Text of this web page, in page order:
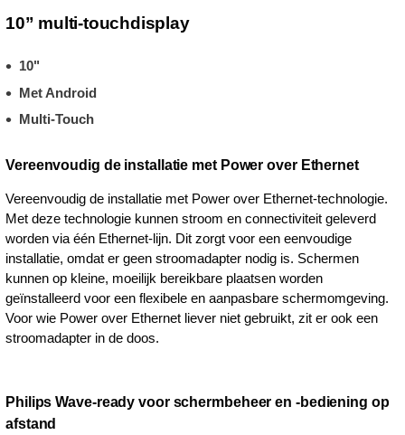
10” multi-touchdisplay
10"
Met Android
Multi-Touch
Vereenvoudig de installatie met Power over Ethernet
Vereenvoudig de installatie met Power over Ethernet-technologie.
Met deze technologie kunnen stroom en connectiviteit geleverd
worden via één Ethernet-lijn. Dit zorgt voor een eenvoudige
installatie, omdat er geen stroomadapter nodig is. Schermen
kunnen op kleine, moeilijk bereikbare plaatsen worden
geïnstalleerd voor een flexibele en aanpasbare schermomgeving.
Voor wie Power over Ethernet liever niet gebruikt, zit er ook een
stroomadapter in de doos.
Philips Wave-ready voor schermbeheer en -bediening op
afstand